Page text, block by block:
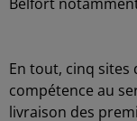
En tout, cinq
compétence au
livraison des